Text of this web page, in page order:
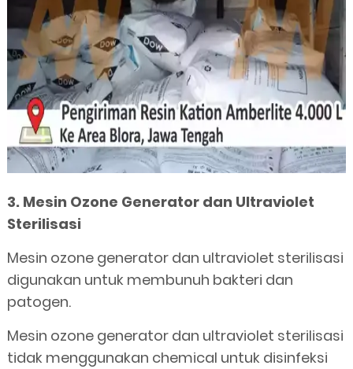
3. Mesin Ozone Generator dan Ultraviolet
Sterilisasi
Mesin ozone generator dan ultraviolet sterilisasi
digunakan untuk membunuh bakteri dan
patogen.
Mesin ozone generator dan ultraviolet sterilisasi
tidak menggunakan chemical untuk disinfeksi